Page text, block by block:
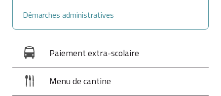
Démarches administratives
Paiement extra-scolaire
Menu de cantine